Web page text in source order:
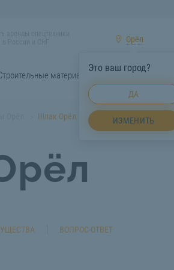
Орёл
Это ваш город?
ДА
ИЗМЕНИТЬ
материалы Услуги спецтехники
Шлак Орёл
ВОПРОС-ОТВЕТ